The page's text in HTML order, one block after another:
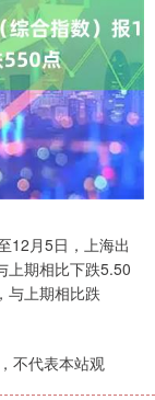
月5日，上海出
上期相比下跌5.50
与上期相比跌
不代表本站观